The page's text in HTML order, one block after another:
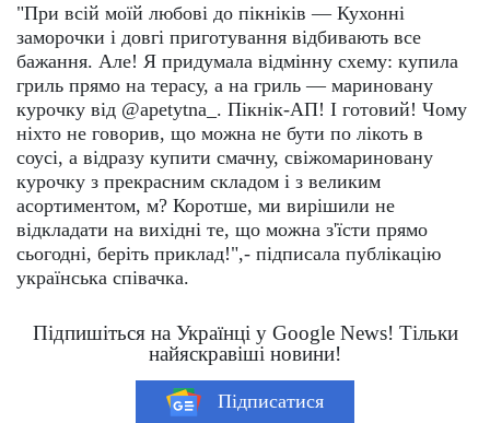
"При всій моїй любові до пікніків — Кухонні
заморочки і довгі приготування відбивають все
бажання. Але! Я придумала відмінну схему: купила
гриль прямо на терасу, а на гриль — мариновану
курочку від @apetytna_. Пікнік-АП! І готовий! Чому
ніхто не говорив, що можна не бути по лікоть в
соусі, а відразу купити смачну, свіжомариновану
курочку з прекрасним складом і з великим
асортиментом, м? Коротше, ми вирішили не
відкладати на вихідні те, що можна з'їсти прямо
сьогодні, беріть приклад!",- підписала публікацію
українська співачка.
Підпишіться на Українці у Google News! Тільки
найяскравіші новини!
Підписатися